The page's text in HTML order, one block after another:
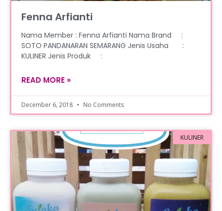
Fenna Arfianti
Nama Member : Fenna Arfianti Nama Brand :
SOTO PANDANARAN SEMARANG Jenis Usaha :
KULINER Jenis Produk :
READ MORE »
December 6, 2018 No Comments
KULINER